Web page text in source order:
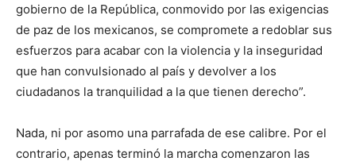
gobierno de la República, conmovido por las exigencias
de paz de los mexicanos, se compromete a redoblar sus
esfuerzos para acabar con la violencia y la inseguridad
que han convulsionado al país y devolver a los
ciudadanos la tranquilidad a la que tienen derecho”.
Nada, ni por asomo una parrafada de ese calibre. Por el
contrario, apenas terminó la marcha comenzaron las